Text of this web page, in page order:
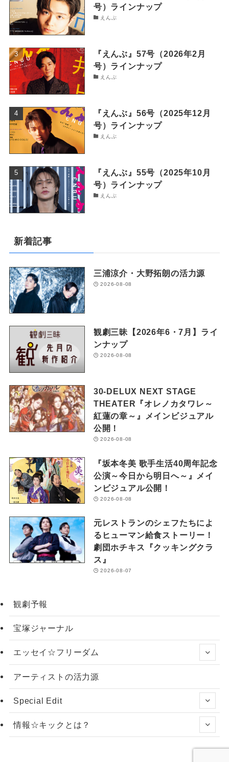
号）ラインナップ
えんぶ
『えんぶ』57号（2026年2月
号）ラインナップ
えんぶ
『えんぶ』56号（2025年12月
号）ラインナップ
えんぶ
『えんぶ』55号（2025年10月
号）ラインナップ
えんぶ
新着記事
三浦涼介・大野拓朗の活力源
2026-08-08
観劇三昧【2026年6・7月】ライ
ンナップ
2026-08-08
30-DELUX NEXT STAGE
THEATER『オレノカタワレ～
紅蓮の章～』メインビジュアル
公開！
2026-08-08
『坂本冬美 歌手生活40周年記念
公演～今日から明日へ～』メイ
ンビジュアル公開！
2026-08-08
元レストランのシェフたちによ
るヒューマン給食ストーリー！
劇団ホチキス『クッキングクラ
ス』
2026-08-07
観劇予報
宝塚ジャーナル
エッセイ☆フリーダム
アーティストの活力源
Special Edit
情報☆キックとは？